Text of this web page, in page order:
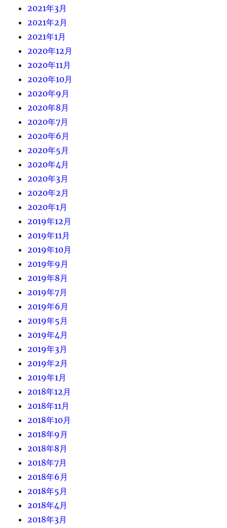
2021年3月
2021年2月
2021年1月
2020年12月
2020年11月
2020年10月
2020年9月
2020年8月
2020年7月
2020年6月
2020年5月
2020年4月
2020年3月
2020年2月
2020年1月
2019年12月
2019年11月
2019年10月
2019年9月
2019年8月
2019年7月
2019年6月
2019年5月
2019年4月
2019年3月
2019年2月
2019年1月
2018年12月
2018年11月
2018年10月
2018年9月
2018年8月
2018年7月
2018年6月
2018年5月
2018年4月
2018年3月